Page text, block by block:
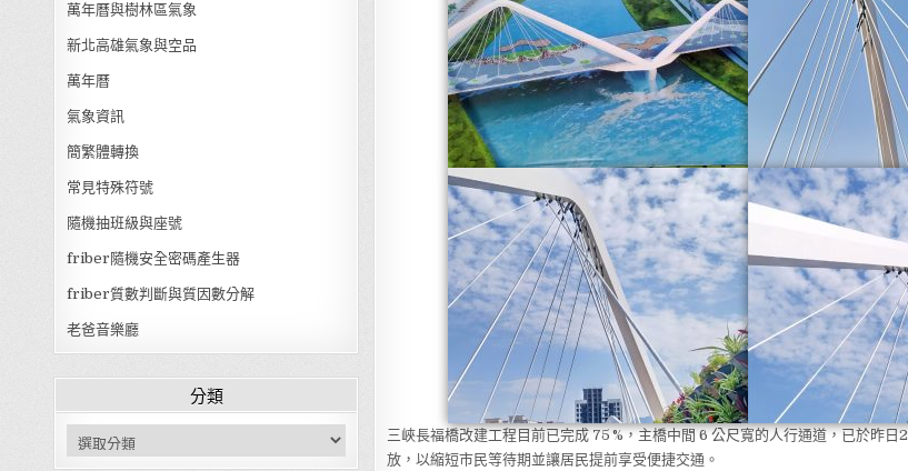
三峽長福橋改建工程目前已完成 75 %，主橋中間 6 公尺寬的人行通道，已於昨
放，以縮短市民等待期並讓居民提前享受便捷交通。
萬年曆與樹林區氣象
新北高雄氣象與空品
萬年曆
氣象資訊
簡繁體轉換
常見特殊符號
隨機抽班級與座號
friber隨機安全密碼產生器
friber質數判斷與質因數分解
老爸音樂廳
分類
分類